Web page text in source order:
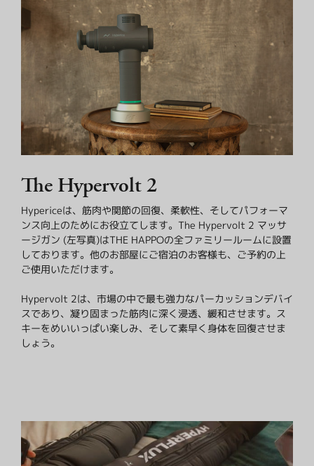
The Hypervolt 2
Hypericeは、筋肉や関節の回復、柔軟性、そしてパフォーマ
ンス向上のためにお役立てします。The Hypervolt 2 マッサ
ージガン (左写真)はTHE HAPPOの全ファミリールームに設置
しております。他のお部屋にご宿泊のお客様も、ご予約の上
ご使用いただけます。
Hypervolt 2は、市場の中で最も強力なパーカッションデバイ
スであり、凝り固まった筋肉に深く浸透、緩和させます。ス
キーをめいいっぱい楽しみ、そして素早く身体を回復させま
しょう。